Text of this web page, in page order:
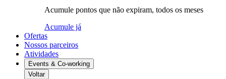
Acumule pontos que não expiram, todos os meses
Acumule já
Ofertas
Nossos parceiros
Atividades
Events & Co-working
Voltar